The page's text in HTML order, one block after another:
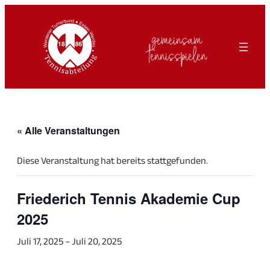
« Alle Veranstaltungen
Diese Veranstaltung hat bereits stattgefunden.
Friederich Tennis Akademie Cup
2025
Juli 17, 2025 –Juli 20, 2025